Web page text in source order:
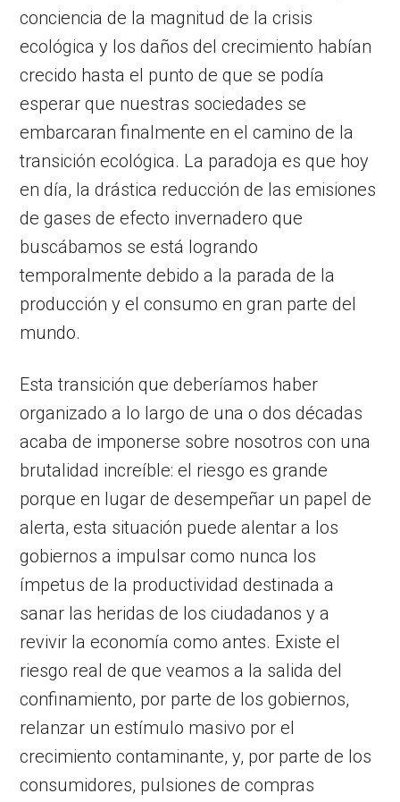
conciencia de la magnitud de la crisis
ecológica y los daños del crecimiento habían
crecido hasta el punto de que se podía
esperar que nuestras sociedades se
embarcaran finalmente en el camino de la
transición ecológica. La paradoja es que hoy
en día, la drástica reducción de las emisiones
de gases de efecto invernadero que
buscábamos se está logrando
temporalmente debido a la parada de la
producción y el consumo en gran parte del
mundo.
Esta transición que deberíamos haber
organizado a lo largo de una o dos décadas
acaba de imponerse sobre nosotros con una
brutalidad increíble: el riesgo es grande
porque en lugar de desempeñar un papel de
alerta, esta situación puede alentar a los
gobiernos a impulsar como nunca los
ímpetus de la productividad destinada a
sanar las heridas de los ciudadanos y a
revivir la economía como antes. Existe el
riesgo real de que veamos a la salida del
confinamiento, por parte de los gobiernos,
relanzar un estímulo masivo por el
crecimiento contaminante, y, por parte de los
consumidores, pulsiones de compras